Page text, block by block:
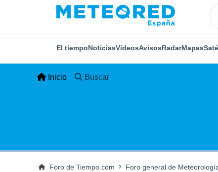
El tiempoNoticiasVídeosAvisosRadarMapas
Inicio Buscar
Foro de Tiempo.com Foro general de